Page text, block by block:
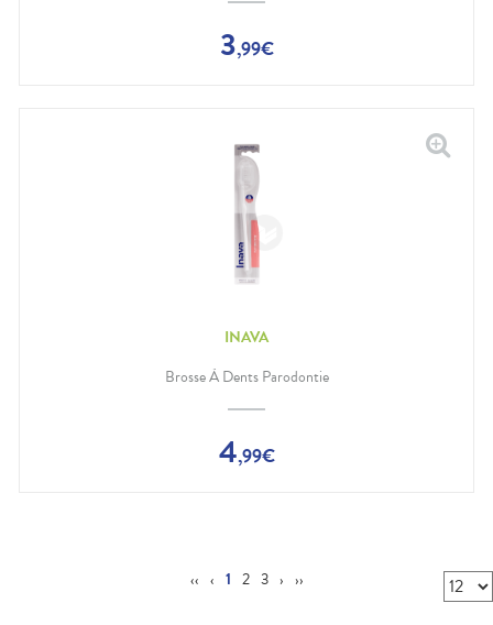
3,99€
INAVA
Brosse À Dents Parodontie
4,99€
‹‹ ‹ 1 2 3 › ››